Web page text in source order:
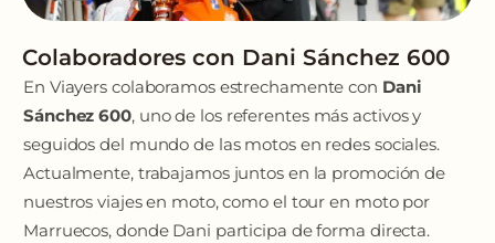
Colaboradores con Dani Sánchez 600
En Viayers colaboramos estrechamente con Dani
Sánchez 600, uno de los referentes más activos y
seguidos del mundo de las motos en redes sociales.
Actualmente, trabajamos juntos en la promoción de
nuestros viajes en moto, como el tour en moto por
Marruecos, donde Dani participa de forma directa.